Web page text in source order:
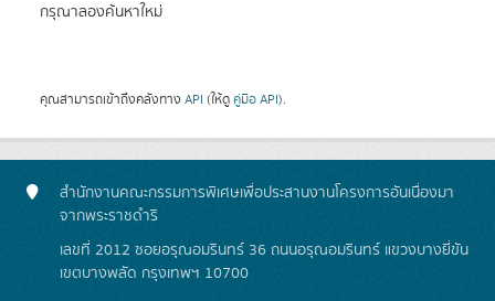
กรุณาลองค้นหาใหม่
คุณสามารถเข้าถึงคลังทาง API (ให้ดู คู่มือ API).
สำนักงานคณะกรรมการพิเศษเพื่อประสานงานโครงการอันเนื่องมา
จากพระราชดำริ
เลขที่ 2012 ซอยอรุณอมรินทร์ 36 ถนนอรุณอมรินทร์ แขวงบางยี่ขัน
เขตบางพลัด กรุงเทพฯ 10700